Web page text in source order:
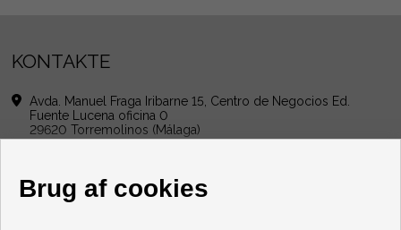
KONTAKTE
Avda. Manuel Fraga Iribarne 15, Centro de Negocios Ed.
Fuente Lucena oficina 0
29620 Torremolinos (Málaga)
Af Mandag til Fredag : 10:00 - 14:00
Brug af cookies